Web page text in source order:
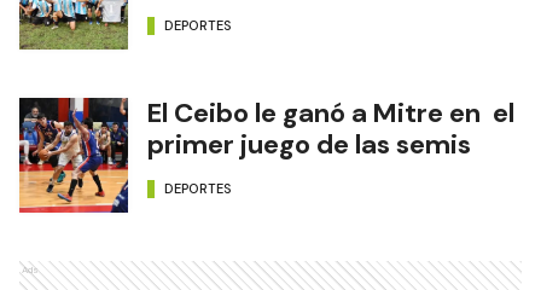
DEPORTES
El Ceibo le ganó a Mitre en el
primer juego de las semis
DEPORTES
Ads